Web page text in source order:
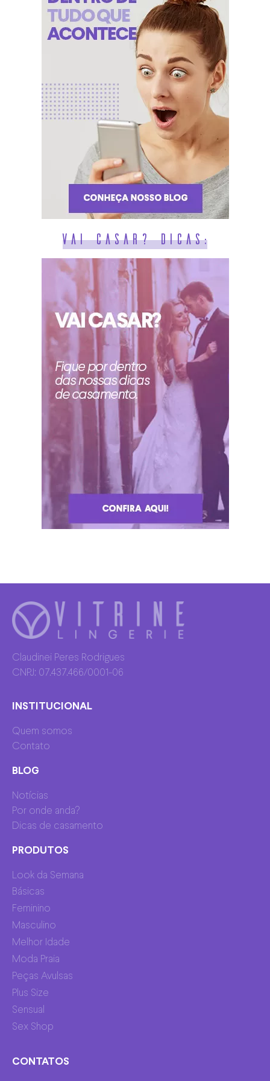
Vai casar? Dicas:
Claudinei Peres Rodrigues
CNPJ: 07.437.466/0001-06
INSTITUCIONAL
Quem somos
Contato
BLOG
Notícias
Por onde anda?
Dicas de casamento
PRODUTOS
Look da Semana
Básicas
Feminino
Masculino
Melhor Idade
Moda Praia
Peças Avulsas
Plus Size
Sensual
Sex Shop
CONTATOS